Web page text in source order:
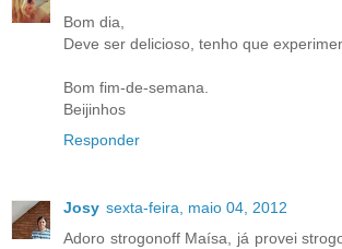
Bom dia,
Deve ser delicioso, tenho que
Bom fim-de-semana.
Beijinhos
Responder
Josy sexta-feira, maio 04, 2012
Adoro strogonoff Maísa, já provei